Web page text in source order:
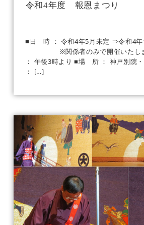
令和4年度 報恩まつり
■日 時 ： 令和4年5月未定 ⇒令和4年
※関係者のみで開催いたしま
： 午後3時より ■場 所 ： 神戸別院
： […]